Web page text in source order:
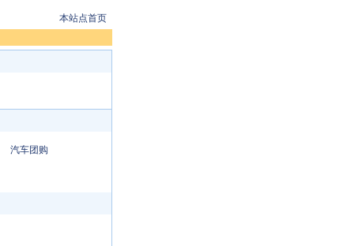
本站点首页
汽车团购